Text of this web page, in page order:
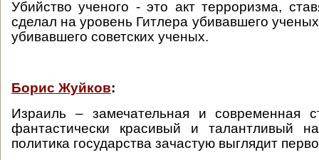
Убийство ученого - это акт терроризма,
сделал на уровень Гитлера убивавшего
убивавшего советских ученых.
Борис Жуйков:
Израиль – замечательная и современная
фантастически красивый и талантливый
политика государства зачастую выглядит